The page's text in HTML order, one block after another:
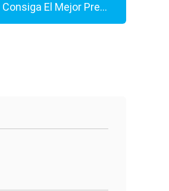
Consiga El Mejor Precio